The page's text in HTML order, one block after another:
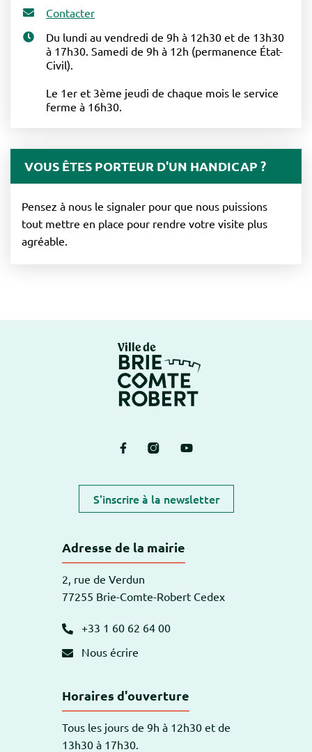
Contacter
Du lundi au vendredi de 9h à 12h30 et de 13h30
à 17h30. Samedi de 9h à 12h (permanence État-
Civil).
Le 1er et 3ème jeudi de chaque mois le service
ferme à 16h30.
VOUS ÊTES PORTEUR D'UN HANDICAP ?
Pensez à nous le signaler pour que nous puissions
tout mettre en place pour rendre votre visite plus
agréable.
Lien vers le compte Facebook
Lien vers le compte Instagram
Lien vers la chaîne
S'inscrire à la newsletter
Adresse de la mairie
2, rue de Verdun
77255 Brie-Comte-Robert Cedex
+33 1 60 62 64 00
Nous écrire
Horaires d'ouverture
Tous les jours de 9h à 12h30 et de
13h30 à 17h30.